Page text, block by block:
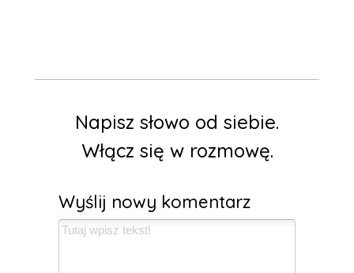
Napisz słowo od siebie.
Włącz się w rozmowę.
Wyślij nowy komentarz